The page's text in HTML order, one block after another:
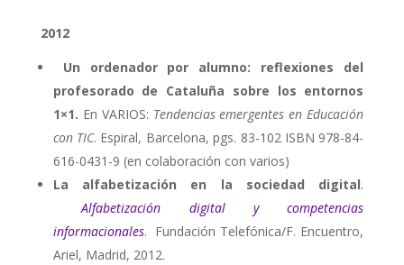
2012
Un ordenador por alumno: reflexiones del
profesorado de Cataluña sobre los entornos
1×1. En VARIOS: Tendencias emergentes en Educación
con TIC. Espiral, Barcelona, pgs. 83-102 ISBN 978-84-
616-0431-9 (en colaboración con varios)
La alfabetización en la sociedad digital.
Alfabetización digital y competencias
informacionales. Fundación Telefónica/F. Encuentro,
Ariel, Madrid, 2012.